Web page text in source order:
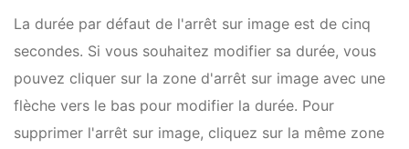
La durée par défaut de l'arrêt sur image est de cinq
secondes. Si vous souhaitez modifier sa durée, vous
pouvez cliquer sur la zone d'arrêt sur image avec une
flèche vers le bas pour modifier la durée. Pour
supprimer l'arrêt sur image, cliquez sur la même zone